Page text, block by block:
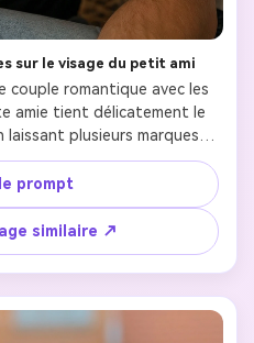
sur le visage du petit ami
couple romantique avec les
amie tient délicatement le
plusieurs marques
ses joues. Le petit ami
et heureux, avec les
visibles. Gardez les deux
et réalistes, avec une
et des détails faciaux
chaleureux, ambiance
intime. Style photoréaliste,
à une vraie photo
prompt
similaire ↗